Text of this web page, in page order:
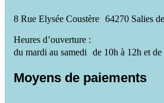
8 Rue Elysée Coustère 64270 Salies
Heures d’ouverture :
du mardi au samedi de 10h à 12h et de
Moyens de paiements